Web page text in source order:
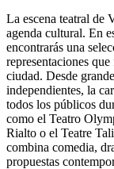
La escena teatral de
agenda cultural. En
encontrarás una
representaciones
ciudad. Desde
independientes, la
todos los públicos
como el Teatro
Rialto o el Teatre
combina comedia,
propuestas